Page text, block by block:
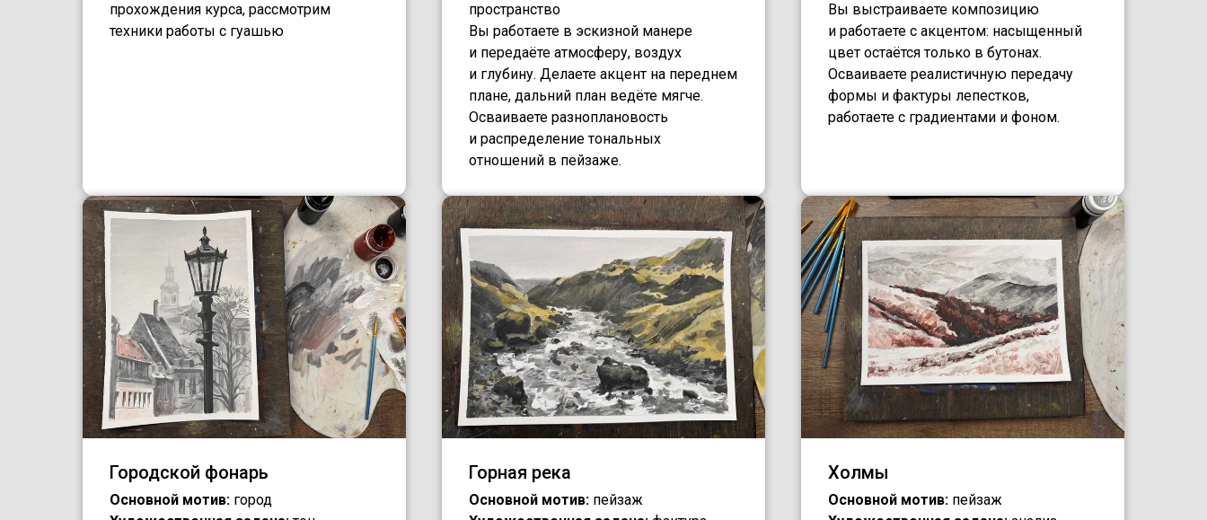
прохождения курса, рассмотрим
техники работы с гуашью
пространство
Вы работаете в эскизной манере
и передаёте атмосферу, воздух
и глубину. Делаете акцент на переднем
плане, дальний план ведёте мягче.
Осваиваете разноплановость
и распределение тональных
отношений в пейзаже.
Вы выстраиваете композицию
и работаете с акцентом: насыщенный
цвет остаётся только в бутонах.
Осваиваете реалистичную передачу
формы и фактуры лепестков,
работаете с градиентами и фоном.
Городской фонарь
Основной мотив: город
Горная река
Основной мотив: пейзаж
Холмы
Основной мотив: пейзаж